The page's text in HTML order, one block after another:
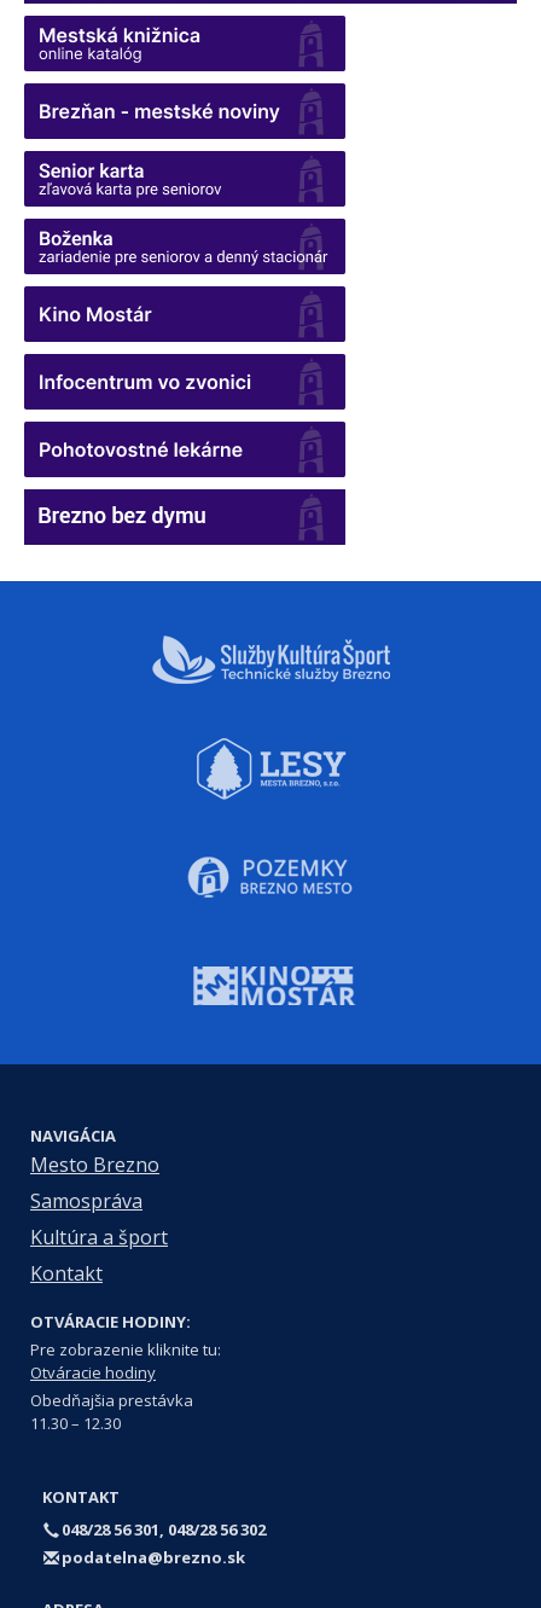
NAVIGÁCIA
Mesto Brezno
Samospráva
Kultúra a šport
Kontakt
OTVÁRACIE HODINY:
Pre zobrazenie kliknite tu:
Otváracie hodiny
Obedňajšia prestávka
11.30 – 12.30
KONTAKT
048/28 56 301, 048/28 56 302
podatelna@brezno.sk